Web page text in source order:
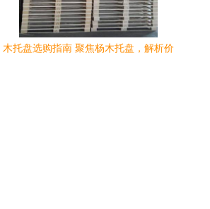
木托盘选购指南 聚焦杨木托盘，解析价